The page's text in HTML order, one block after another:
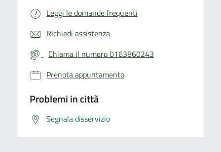
Leggi le domande frequenti
Richiedi assistenza
Chiama il numero 0163860243
Prenota appuntamento
Problemi in città
Segnala disservizio